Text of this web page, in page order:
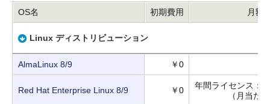
OS名 初期費用 月額
Linux ディストリビューション
AlmaLinux 8/9 ￥0
Red Hat Enterprise Linux 8/9 ￥0
年間ライセンス：
（月当た